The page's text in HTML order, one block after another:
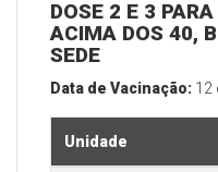
DOSE 2 E 3
ACIMA DOS 40,
SEDE
Data de Vacinação: 12
Unidade